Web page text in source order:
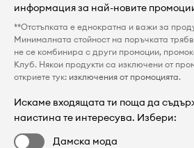
информация за най-новите
**Отстъпката е еднократна и важи за
Минималната стойност на поръчката
не се комбинира с други промоции,
Клуб. Някои продукти са изключени от
откриете тук: изключения от промоцията.
Искаме входящата ти поща да
наистина те интересува. Избери:
Дамска мода